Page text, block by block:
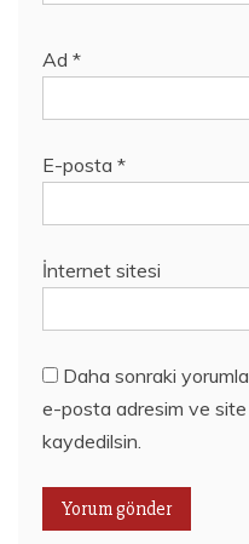
Ad *
E-posta *
İnternet sitesi
Daha sonraki
e-posta adresim ve site
kaydedilsin.